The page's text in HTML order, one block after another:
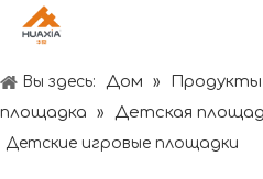
Вы здесь: Дом » Продукты
площадка
» Детская
Детские игровые площадки